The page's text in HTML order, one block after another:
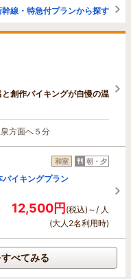
線・特急付プランから探す
創作バイキングが自慢の温
方面へ５分
和室 朝・夕
バイキングプラン
12,500円(税込)～/ 人
(大人2名利用時)
べてみる